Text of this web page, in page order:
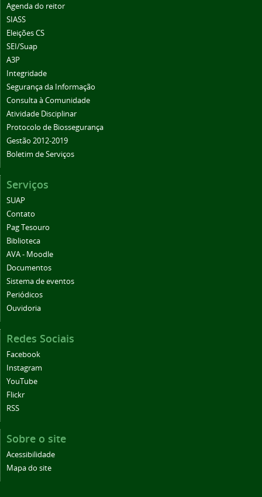
Agenda do reitor
SIASS
Eleições CS
SEI/Suap
A3P
Integridade
Segurança da Informação
Consulta à Comunidade
Atividade Disciplinar
Protocolo de Biossegurança
Gestão 2012-2019
Boletim de Serviços
Serviços
SUAP
Contato
Pag Tesouro
Biblioteca
AVA - Moodle
Documentos
Sistema de eventos
Periódicos
Ouvidoria
Redes Sociais
Facebook
Instagram
YouTube
Flickr
RSS
Sobre o site
Acessibilidade
Mapa do site